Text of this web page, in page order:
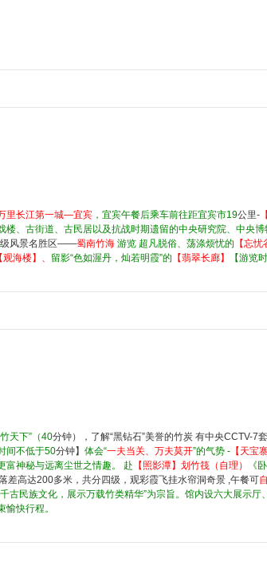
里长江第一城—宜宾 ，宜宾午餐后乘车前往距宜宾市19公里-
、古街道、古民居以及抗战时期遗留的中央研究院、中央
级风景名胜区——蜀南竹海 游览 超凡脱俗、荡涤烦忧的 【忘忧
【观海楼】、 留影“色如渥丹，灿若明霞”的 【翡翠长廊】 【游览
天下”（40分钟），了解“黑钻石”美誉的竹炭 有中央CCTV-7
间不低于50分钟】 体会“一夫当关、万夫莫开”的气势 - 【天宝寨
富神秘与远离尘世之情趣。 赴 【照影潭】划竹筏（自理） 《
差高达200多米，共分四级，观彩霞飞挂水帘洞奇景 ,午餐可
古民族文化，展示万载竹类精华”为宗旨。馆内设六大展示
快行程。